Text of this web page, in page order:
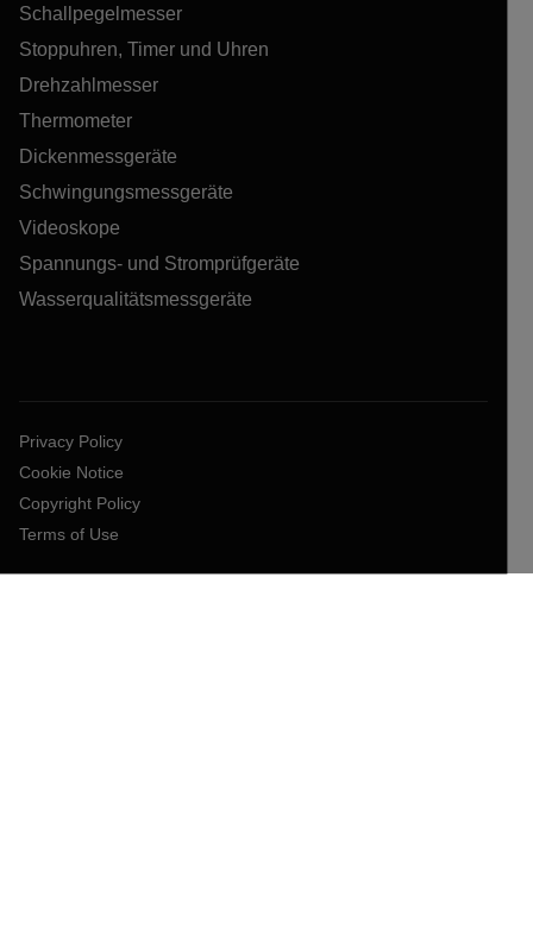
Schallpegelmesser
Stoppuhren, Timer und Uhren
Drehzahlmesser
Thermometer
Dickenmessgeräte
Schwingungsmessgeräte
Videoskope
Spannungs- und Stromprüfgeräte
Wasserqualitätsmessgeräte
Privacy Policy
Cookie Notice
Copyright Policy
Terms of Use